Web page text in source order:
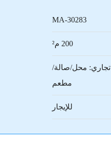
MA-30283
200 م²
تجاري: محل/صالة/
مطعم
للإيجار